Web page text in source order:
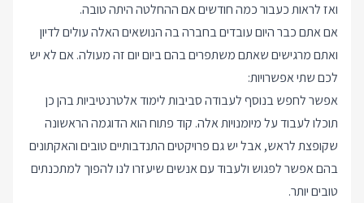
ואז לראות כעבור כמה חודשים אם ההחלטה היתה טובה.
אם אתם כבר היום עובדים בחברה בה הנושאים האלה עולים לדיון
ואתם מרגישים שאתם משתפרים בהם ביום יום זה מעולה. אם לא יש
לכם שתי אפשרויות:
אפשר לחפש בנוסף לעבודה סביבות לימוד אלטרנטיביות בהן כן
תוכלו לעבוד על מיומנויות אלה. קוד פתוח הוא הדוגמה הראשונה
שקופצת לראש, אבל יש גם פרויקטים התנדבותיים טובים והאקתונים
בהם אפשר לפגוש ולעבוד עם אנשים שיעזרו לנו להפוך למתכנתים
טובים יותר.